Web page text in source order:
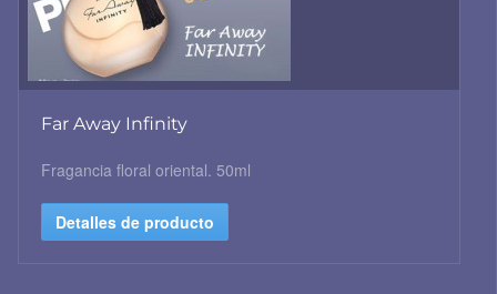
Far Away Infinity
Fragancia floral oriental. 50ml
Detalles de producto